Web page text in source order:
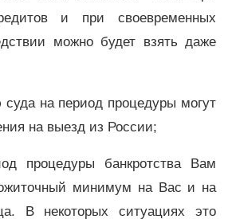
и при своевременных
можно будет взять даже
на период процедуры могут
на выезд из России;
процедуры банкротства Вам
минимум на Вас и на
В некоторых ситуациях это